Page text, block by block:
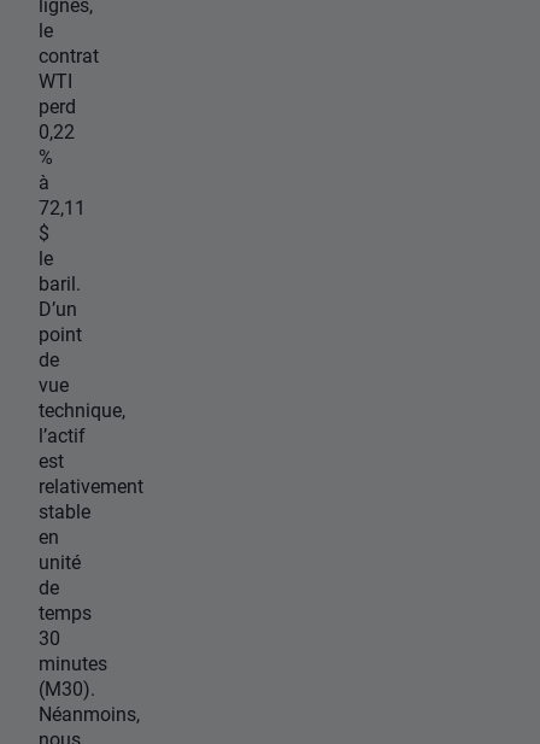
le
contrat
WTI
perd
0,22
%
à
72,11
$
le
baril.
D’un
point
de
vue
technique,
l’actif
est
relativement
stable
en
unité
de
temps
30
minutes
(M30).
Néanmoins,
nous